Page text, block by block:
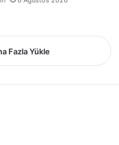
Fazla Yükle